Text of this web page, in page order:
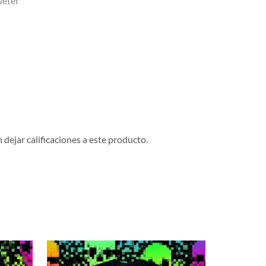
calificaciones a este producto.